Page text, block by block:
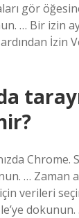
gör
… Bir izin
İzin
Chrome.
… Zaman
için verileri